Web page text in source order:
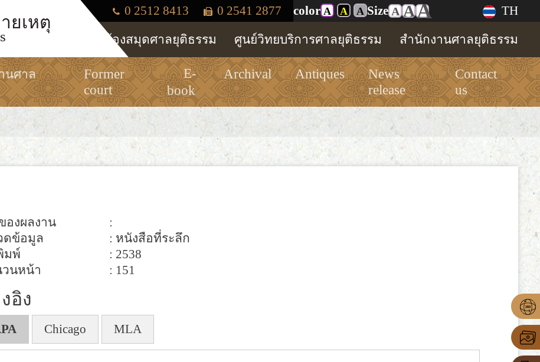
ยเหตุ
0 2512 8413 0 2541 2877 color A A A Size A AA TH
ห้องสมุดศาลยุติธรรม ศูนย์วิทยบริการศาลยุติธรรม สำนักงานศาลยุติธรรม
นศาล
Former
court
E-
book
Archival Antiques
News
release
Contact
us
องผลงาน
:
ดข้อมูล
: หนังสือที่ระลึก
มพ์
: 2538
วนหน้า
: 151
อิง
Chicago MLA